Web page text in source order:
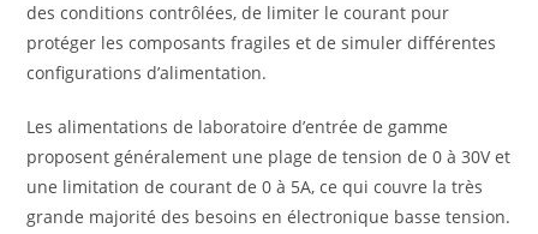
des conditions contrôlées, de limiter le courant pour
protéger les composants fragiles et de simuler différentes
configurations d’alimentation.
Les alimentations de laboratoire d’entrée de gamme
proposent généralement une plage de tension de 0 à 30V et
une limitation de courant de 0 à 5A, ce qui couvre la très
grande majorité des besoins en électronique basse tension.